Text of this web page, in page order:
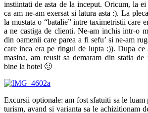
instiintati de asta de la inceput. Oricum, la ei
ca am ne-am exersat si latura asta :). La
la mustata o “batalie” intre taximetristii care
a ne castiga de clienti. Ne-am inchis intr-o
din oamenii care parea a fi sefu’ si ne-am
care inca era pe ringul de lupta :)). Dupa
masina, am reusit sa demaram din statia
bine la hotel 🙂
Excursii optionale: am fost sfatuiti sa le luam
turism, avand si varianta sa le achizitionam